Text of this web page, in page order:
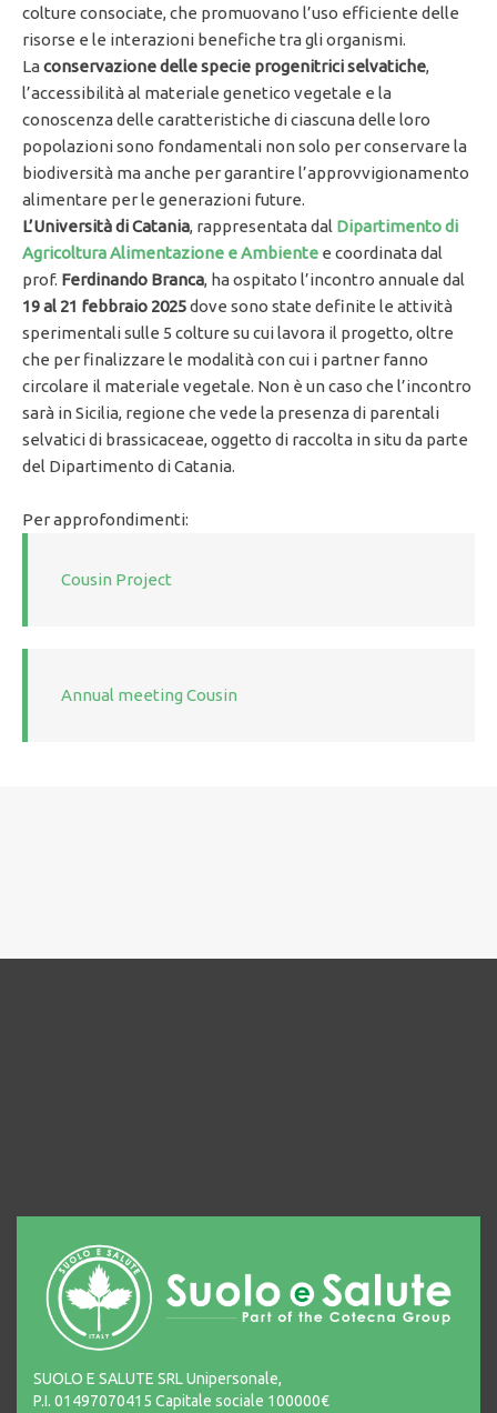
colture consociate, che promuovano l’uso efficiente delle
risorse e le interazioni benefiche tra gli organismi.
Laconservazione delle specie progenitrici selvatiche,
l’accessibilità al materiale genetico vegetale e la
conoscenza delle caratteristiche di ciascuna delle loro
popolazioni sono fondamentali non solo per conservare la
biodiversità ma anche per garantire l’approvvigionamento
alimentare per le generazioni future.
L’UniversitàdiCatania, rappresentata dal Dipartimento di
Agricoltura Alimentazione e Ambiente e coordinata dal
prof. Ferdinando Branca, ha ospitato l’incontro annuale dal
19 al 21 febbraio 2025dove sono state definite le attività
sperimentali sulle 5 colture su cui lavora il progetto, oltre
che per finalizzare le modalità con cui i partner fanno
circolare il materiale vegetale. Non è un caso che l’incontro
sarà in Sicilia, regione che vede la presenza di parentali
selvatici di brassicaceae, oggetto di raccolta in situ da parte
del Dipartimento di Catania.
Per approfondimenti:
Cousin Project
Annual meeting Cousin
SUOLO E SALUTE SRL Unipersonale,
P.I. 01497070415 Capitale sociale 100000€